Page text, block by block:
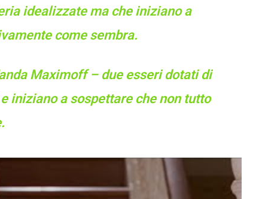
idealizzate ma che iniziano a
come sembra.
Maximoff – due esseri dotati di
iniziano a sospettare che non tutto